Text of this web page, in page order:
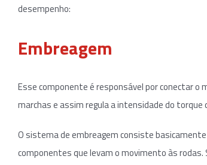
desempenho:
Embreagem
Esse componente é responsável por conectar o
marchas e assim regula a intensidade do torque
O sistema de embreagem consiste
componentes que levam o movimento às